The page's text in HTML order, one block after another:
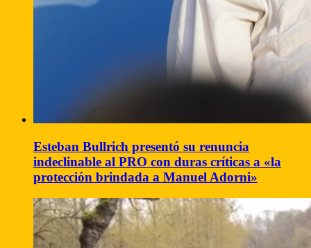
Esteban Bullrich presentó su renuncia
indeclinable al PRO con duras críticas a «la
protección brindada a Manuel Adorni»